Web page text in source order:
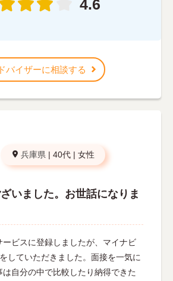
4.6
バイザーに相談する
兵庫県 | 40代 | 女性
いました。お世話になりま
ービスに登録しましたが、マイナビ
していただきました。面接を一気に
は自分の中で比較したり納得できた